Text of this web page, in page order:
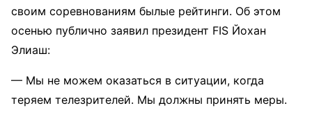
своим соревнованиям былые рейтинги. Об этом
осенью публично заявил президент FIS Йохан
Элиаш:
— Мы не можем оказаться в ситуации, когда
теряем телезрителей. Мы должны принять меры.